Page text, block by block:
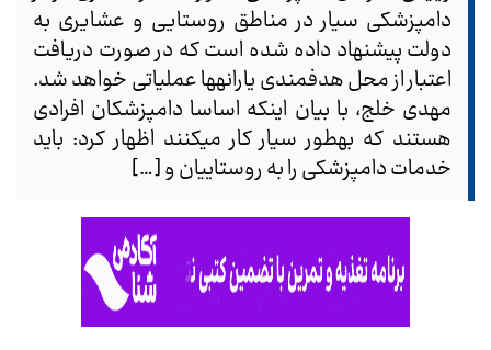
دامپزشکی سیار در مناطق روستایی و عشایری به
دولت پیشنهاد داده شده است که در صورت دریافت
اعتبار از محل هدفمندی یارانه‎ها عملیاتی خواهد شد.
مهدی خلج، با بیان اینکه اساسا دامپزشکان افرادی
هستند که به‎طور سیار کار می‎کنند اظهار کرد: باید
خدمات دامپزشکی را به روستاییان و […]